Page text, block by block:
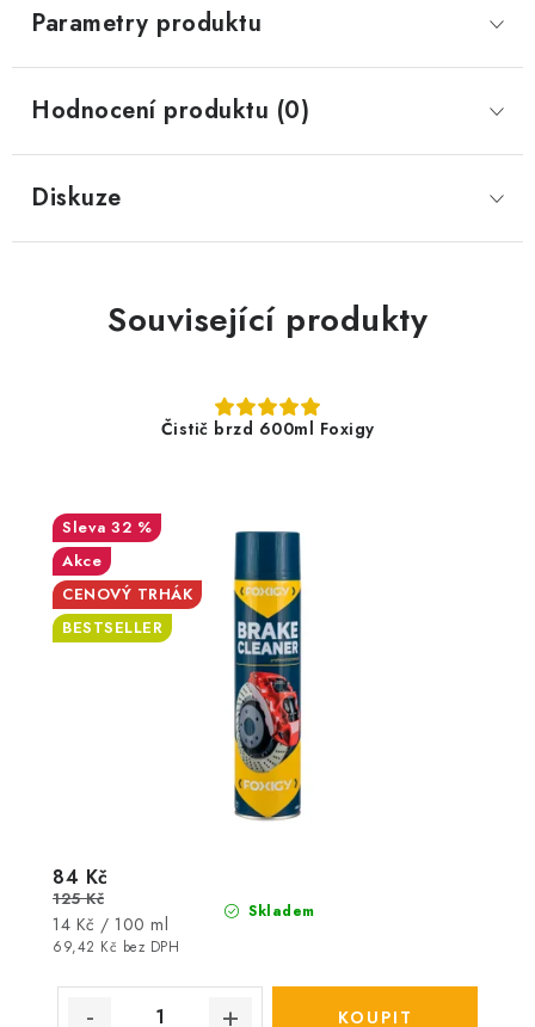
Parametry produktu
Hodnocení produktu (0)
Diskuze
Související produkty
Čistič brzd 600ml Foxigy
32 %
Akce
CENOVÝ TRHÁK
BESTSELLER
Skladem
69,42 Kč bez DPH
84 Kč
125 Kč
Měrná
cena:
14 Kč / 100 ml